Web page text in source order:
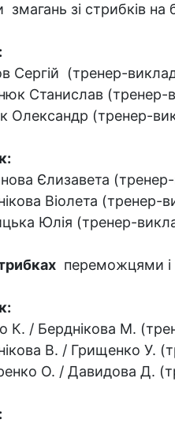
зі стрибків на
Сергій (тренер-
Станислав (тренер-
Олександр (тренер-
Єлизавета
Віолета
Юлія (тренер-
переможцями і
К. / Берднікова М.
В. / Грищенко У.
О. / Давидова Д.